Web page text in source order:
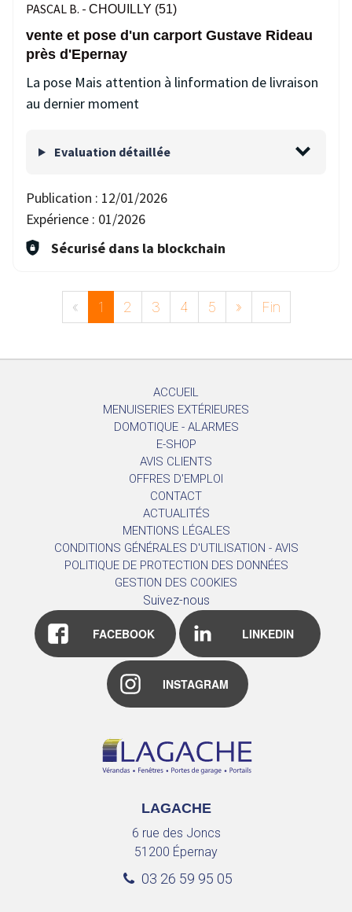
PASCAL B. - CHOUILLY (51)
vente et pose d'un carport Gustave Rideau
près d'Epernay
La pose Mais attention à linformation de livraison
au dernier moment
Evaluation détaillée
Publication : 12/01/2026
Expérience : 01/2026
Sécurisé dans la blockchain
« 1 2 3 4 5 » Fin
ACCUEIL
MENUISERIES EXTÉRIEURES
DOMOTIQUE - ALARMES
E-SHOP
AVIS CLIENTS
OFFRES D'EMPLOI
CONTACT
ACTUALITÉS
MENTIONS LÉGALES
CONDITIONS GÉNÉRALES D'UTILISATION - AVIS
POLITIQUE DE PROTECTION DES DONNÉES
GESTION DES COOKIES
Suivez-nous
FACEBOOK LINKEDIN
INSTAGRAM
LAGACHE
6 rue des Joncs
51200 Épernay
03 26 59 95 05